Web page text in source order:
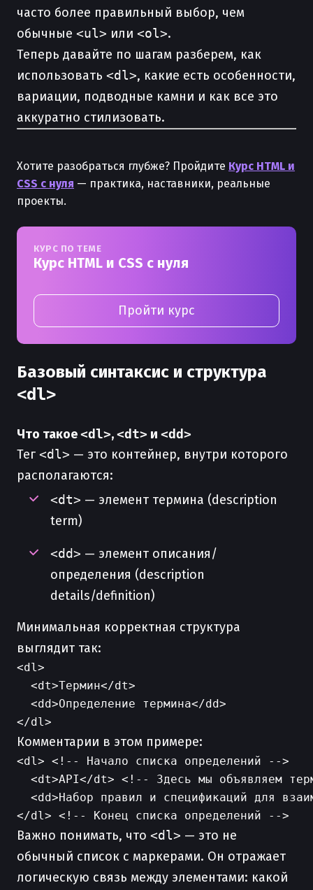
часто более правильный выбор, чем
обычные <ul> или <ol>.
Теперь давайте по шагам разберем, как
использовать <dl>, какие есть особенности,
вариации, подводные камни и как все это
аккуратно стилизовать.
Хотите разобраться глубже? Пройдите Курс HTML и
CSS с нуля — практика, наставники, реальные
проекты.
КУРС ПО ТЕМЕ
Курс HTML и CSS с нуля
Пройти курс
Базовый синтаксис и структура
<dl>
Что такое<dl>,<dt> и <dd>
Тег <dl> — это контейнер, внутри которого
располагаются:
<dt> — элемент термина (description
term)
<dd> — элемент описания/
определения (description
details/definition)
Минимальная корректная структура
выглядит так:
<dl>
  <dt>Термин</dt>
  <dd>Определение термина</dd>
Комментарии в этом примере:
<dl> <!-- Начало списка определений -->
<dt>API</dt> <!-- Здесь мы объявляем
<dd>Набор правил и спецификаций для
Важно понимать, что <dl> — это не
обычный список с маркерами. Он отражает
логическую связь между элементами: какой